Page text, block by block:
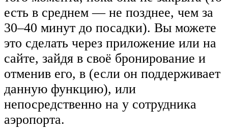
есть в среднем — не позднее, чем за
30–40 минут до посадки). Вы можете
это сделать через приложение или на
сайте, зайдя в своё бронирование и
отменив его, в (если он поддерживает
данную функцию), или
непосредственно на у сотрудника
аэропорта.